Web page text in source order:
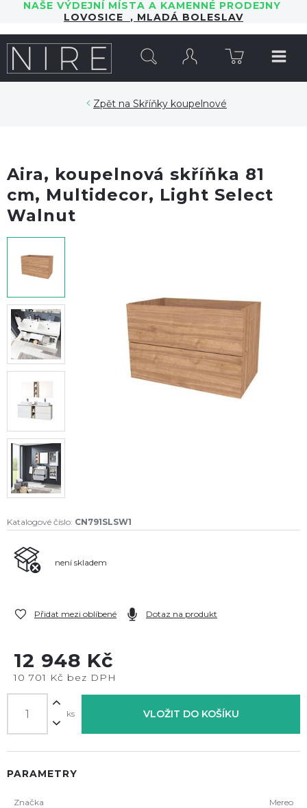
NAŠE VÝDEJNÍ MÍSTA A KAMENNÉ PRODEJNY
LOVOSICE , MLADÁ BOLESLAV
Skříňky koupelnové
Aira, koupelnová skříňka 81
cm, Multidecor, Light Select
Walnut
Katalogové číslo: CN791SLSW1
není skladem
Přidat mezi oblíbené Dotaz na produkt
12 948 Kč
10 701 Kč bez DPH
ks VLOŽIT DO KOŠÍKU
PARAMETRY
Značka Mereo